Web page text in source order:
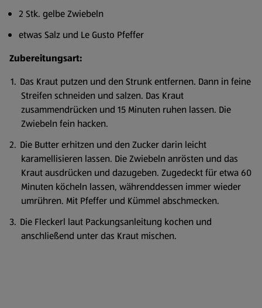
2 Stk. gelbe Zwiebeln
etwas Salz und Le Gusto Pfeffer
Zubereitungsart:
Das Kraut putzen und den Strunk entfernen. Dann in feine
Streifen schneiden und salzen. Das Kraut
zusammendrücken und 15 Minuten ruhen lassen. Die
Zwiebeln fein hacken.
Die Butter erhitzen und den Zucker darin leicht
karamellisieren lassen. Die Zwiebeln anrösten und das
Kraut ausdrücken und dazugeben. Zugedeckt für etwa 60
Minuten köcheln lassen, währenddessen immer wieder
umrühren. Mit Pfeffer und Kümmel abschmecken.
Die Fleckerl laut Packungsanleitung kochen und
anschließend unter das Kraut mischen.